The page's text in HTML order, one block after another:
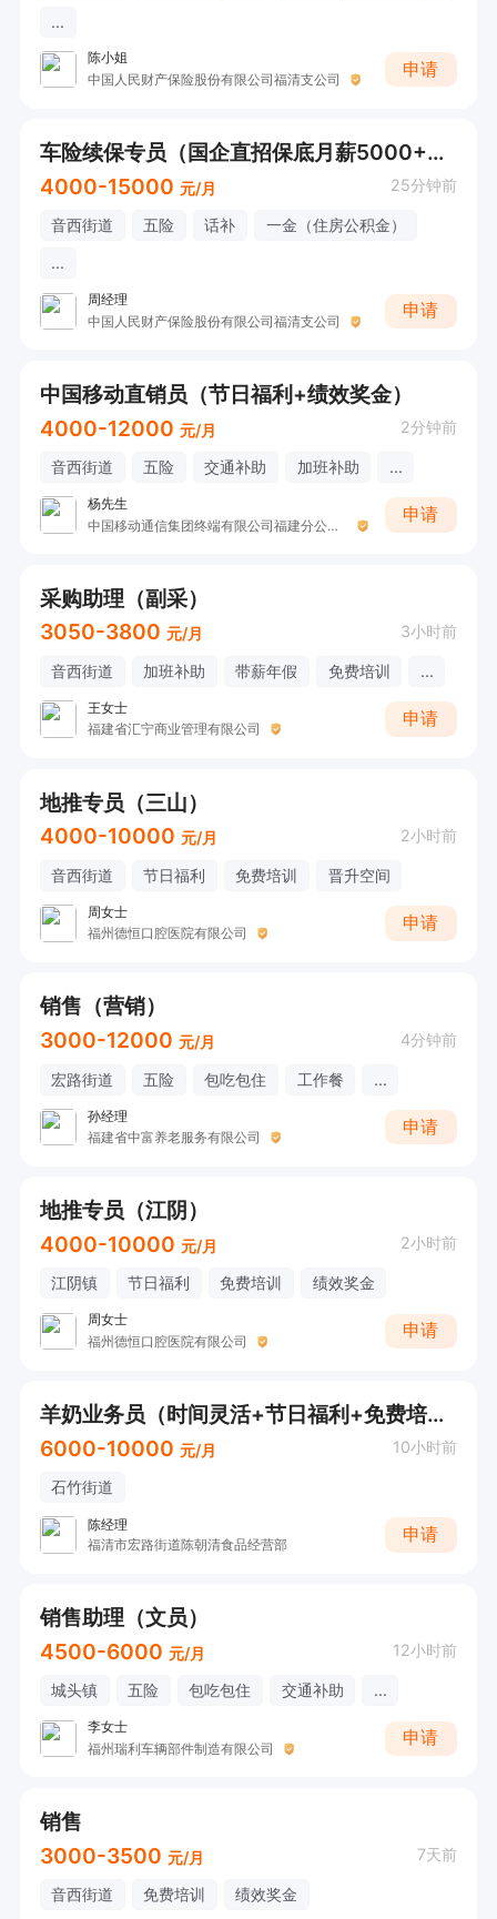
...
陈小姐
中国人民财产保险股份有限公司福清支公司
申请
车险续保专员（国企直招保底月薪5000+六险一金+法定节假日）
4000-15000 元/月 25分钟前
音西街道 五险 话补
一金（住房公积金）
...
周经理
中国人民财产保险股份有限公司福清支公司
申请
中国移动直销员（节日福利+绩效奖金）
4000-12000 元/月 2分钟前
音西街道 五险 交通补助 加班补助 ...
杨先生
中国移动通信集团终端有限公司福建分公司福清景观营业厅
申请
采购助理（副采）
3050-3800 元/月 3小时前
音西街道 加班补助 带薪年假 免费培训 ...
王女士
福建省汇宁商业管理有限公司
申请
地推专员（三山）
4000-10000 元/月 2小时前
音西街道 节日福利 免费培训 晋升空间
周女士
福州德恒口腔医院有限公司
申请
销售（营销）
3000-12000 元/月 4分钟前
宏路街道 五险 包吃包住 工作餐 ...
孙经理
福建省中富养老服务有限公司
申请
地推专员（江阴）
4000-10000 元/月 2小时前
江阴镇 节日福利 免费培训 绩效奖金
周女士
福州德恒口腔医院有限公司
申请
羊奶业务员（时间灵活+节日福利+免费培训）
6000-10000 元/月 10小时前
石竹街道
陈经理
福清市宏路街道陈朝清食品经营部
申请
销售助理（文员）
4500-6000 元/月 12小时前
城头镇 五险 包吃包住 交通补助 ...
李女士
福州瑞利车辆部件制造有限公司
申请
销售
3000-3500 元/月 7天前
音西街道 免费培训 绩效奖金